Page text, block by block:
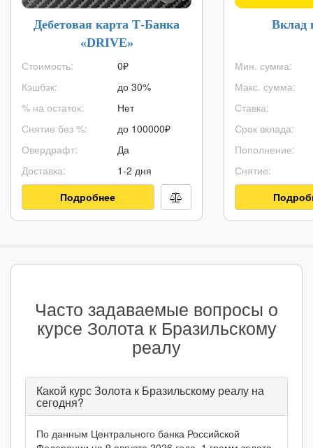
Дебетовая карта Т-Банка
«DRIVE»
Стоимость:
Кэшбэк:
% на остаток:
Снятие без %:
Овердрафт:
Доставка:
0₽
до 30%
Нет
до 100000₽
Да
1-2 дня
Подробнее
Вклад
Мин. сумма:
Макс. сумма:
Ставка:
Срок вклада:
Пополнение:
Снятие:
Часто задаваемые вопросы о
курсе Золота к Бразильскому
реалу
Какой курс Золота к Бразильскому реалу на
сегодня?
По данным Центрального банка Российской